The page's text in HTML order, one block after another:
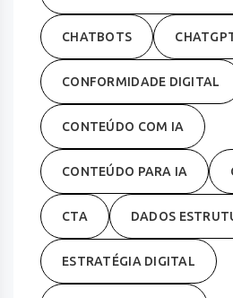
CHATBOTS
CONFORMIDADE DIGITAL
CONTEÚDO COM IA
CONTEÚDO PARA IA
CTA DADOS
ESTRATÉGIA DIGITAL